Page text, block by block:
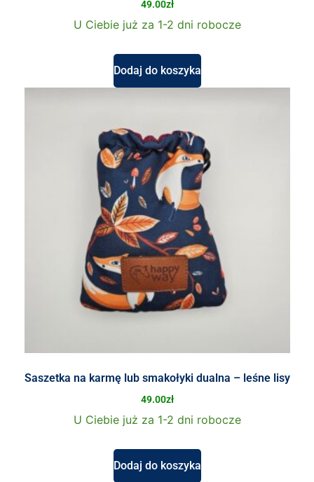
49.00zł
U Ciebie już za 1-2 dni robocze
Dodaj do koszyka
Saszetka na karmę lub smakołyki dualna – leśne lisy
49.00zł
U Ciebie już za 1-2 dni robocze
Dodaj do koszyka